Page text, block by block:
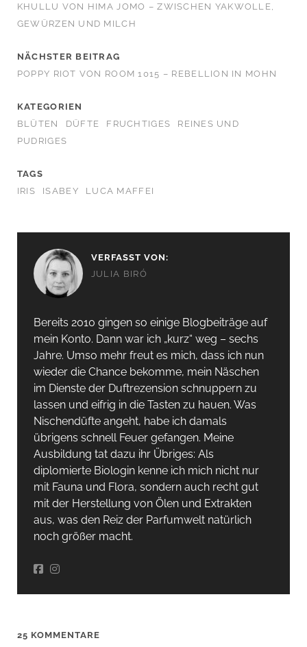
KHULLU VON HIMA JOMO – ZWISCHEN YAKWOLLE,
GEWÜRZEN UND MILCH
NÄCHSTER BEITRAG
POPPY RIOT VON ROOM 1015 – REBELLION IN MOHN
KATEGORIEN
BLÜTEN
DÜFTE FRUCHTIGES
REINES UND
PUDRIGES
TAGS
IRIS
ISABEY LUCA MAFFEI
VERFASST VON:
JULIA BIRÓ
Bereits 2010 gingen so einige Blogbeiträge auf
mein Konto. Dann war ich „kurz“ weg – sechs
Jahre. Umso mehr freut es mich, dass ich nun
wieder die Chance bekomme, mein Näschen
im Dienste der Duftrezension schnuppern zu
lassen und eifrig in die Tasten zu hauen. Was
Nischendüfte angeht, habe ich damals
übrigens schnell Feuer gefangen. Meine
Ausbildung tat dazu ihr Übriges: Als
diplomierte Biologin kenne ich mich nicht nur
mit Fauna und Flora, sondern auch recht gut
mit der Herstellung von Ölen und Extrakten
aus, was den Reiz der Parfumwelt natürlich
noch größer macht.
25 KOMMENTARE